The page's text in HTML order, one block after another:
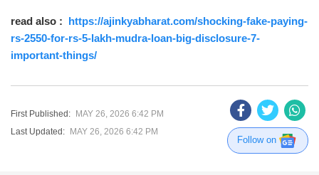
read also : https://ajinkyabharat.com/shocking-fake-paying-
rs-2550-for-rs-5-lakh-mudra-loan-big-disclosure-7-
important-things/
First Published: MAY 26, 2026 6:42 PM
Last Updated: MAY 26, 2026 6:42 PM
Follow on